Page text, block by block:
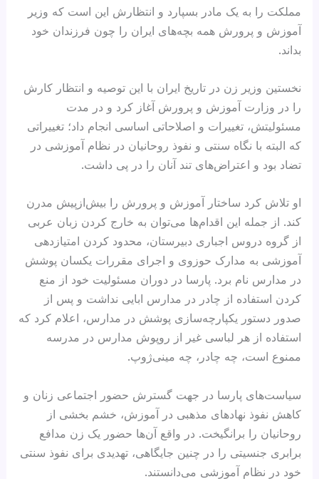
مملکت را به یک مادر بسپارد و انتظارش این است که وزیر
آموزش‌ و پرورش همه بچه‌های ایران را چون فرزندان خود
بداند.
نخستین وزیر زن در تاریخ ایران با این توصیه و انتظار کارش
را در وزارت آموزش‌ و پرورش آغاز کرد و در مدت
مسئولیتش، تغییرات و اصلاحاتی اساسی انجام داد؛ تغییراتی
که البته با نگاه سنتی و نفوذ روحانیان در نظام آموزشی در
تضاد بود و اعتراض‌های تند آنان را در پی داشت.
او تلاش کرد ساختار آموزش‌ و پرورش را بیش‌ازپیش مدرن
کند. از جمله این اقدام‌ها می‌توان به خارج کردن زبان عربی
از گروه دروس اجباری دبیرستان، محدود کردن امتیازدهی
آموزشی به مدارک حوزوی و اجرای مقررات یکسان پوشش
در مدارس نام برد. پارسا در دوران مسئولیت خود از منع
کردن استفاده از چادر در مدارس ابایی نداشت و پس از
صدور دستور یکپارچه‌سازی پوشش در مدارس، اعلام کرد که
استفاده از هر لباسی غیر از روپوش مدارس در مدرسه
ممنوع است، چه چادر، چه مینی‌ژوپ.
سیاست‌های پارسا در جهت گسترش حضور اجتماعی زنان و
کاهش نفوذ نهادهای مذهبی در آموزش، خشم بخشی از
روحانیان را برانگیخت. در واقع آن‌ها حضور یک زن مدافع
برابری جنسیتی را در چنین جایگاهی، تهدیدی برای نفوذ سنتی
خود در نظام آموزشی می‌دانستند.